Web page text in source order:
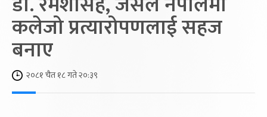
कलेजो प्रत्यारोपणलाई सहज
बनाए
२०८१ चैत १८ गते २०:३९